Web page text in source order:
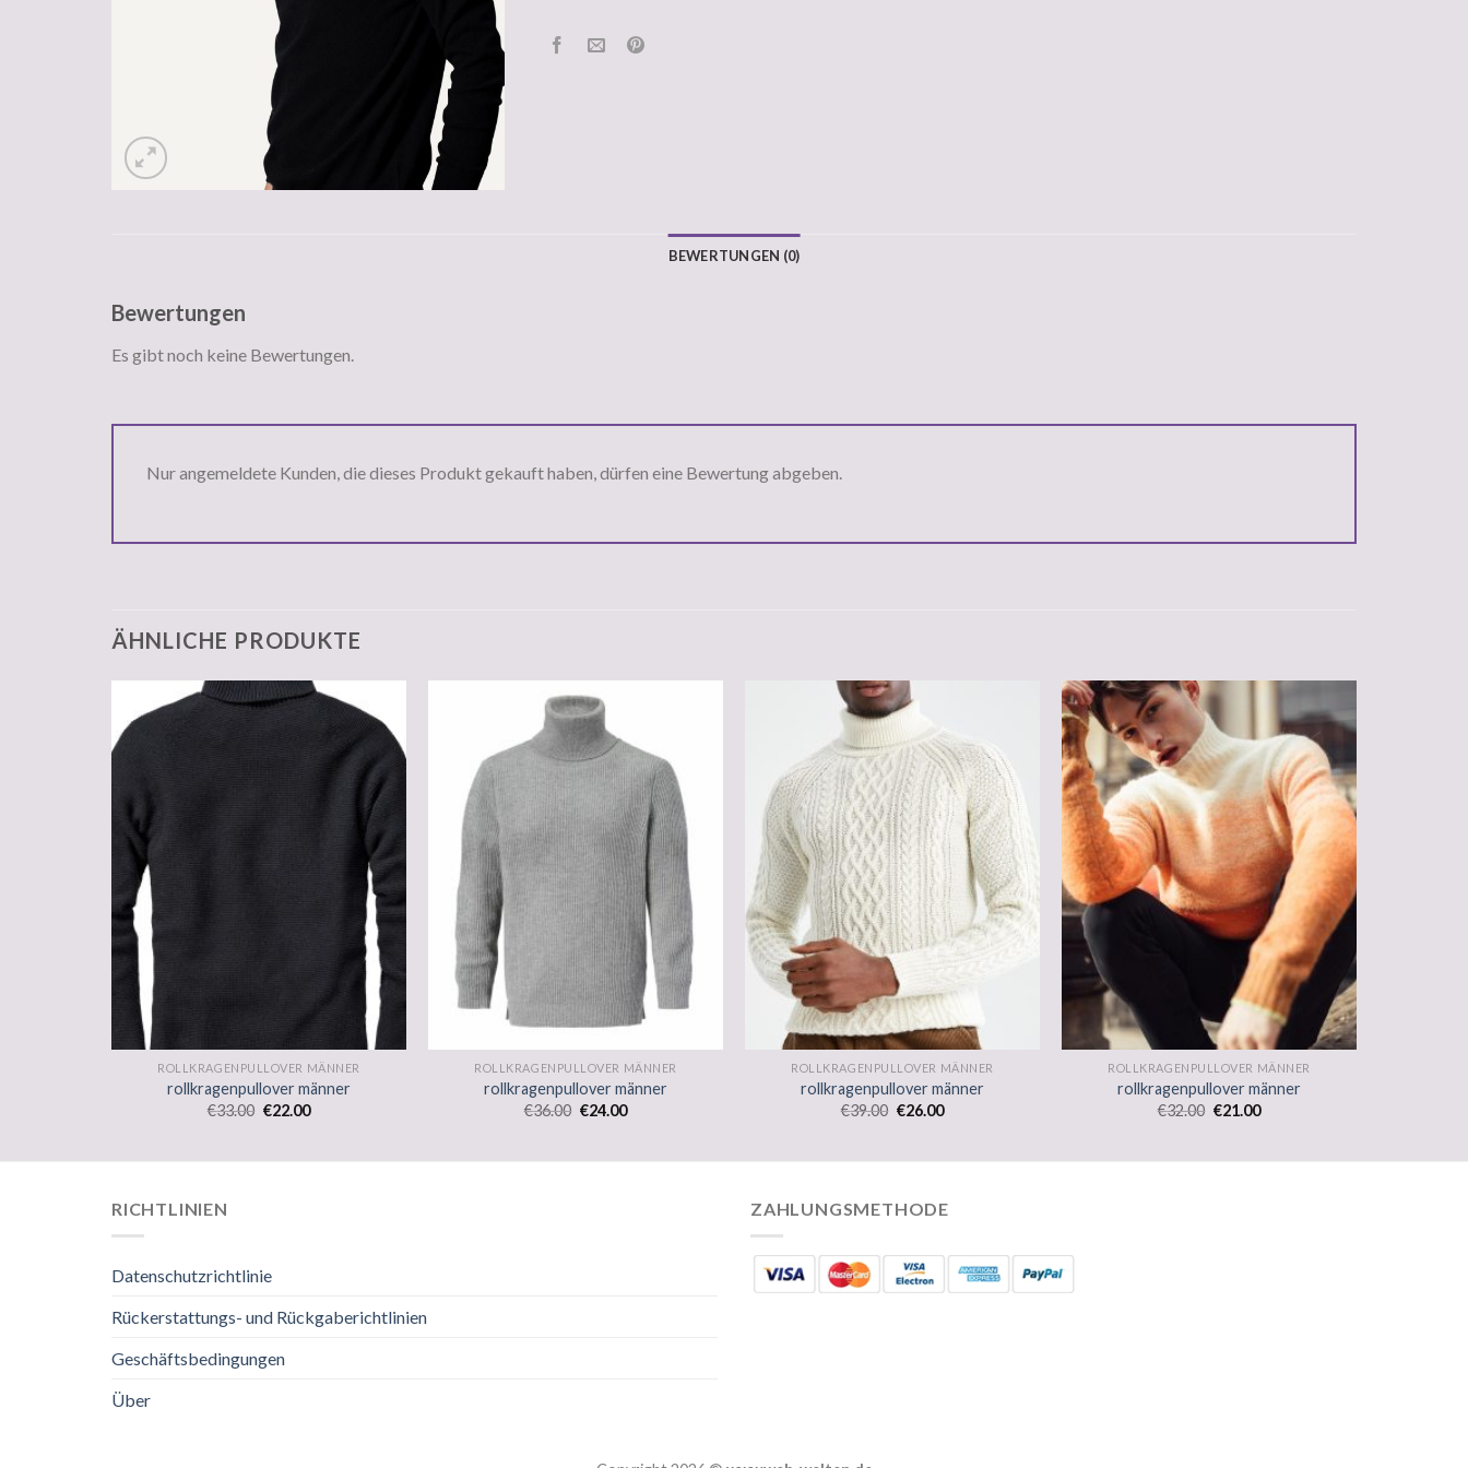
BEWERTUNGEN (0)
Bewertungen
Es gibt noch keine Bewertungen.
Nur angemeldete Kunden, die dieses Produkt gekauft haben, dürfen eine Bewertung abgeben.
ÄHNLICHE PRODUKTE
ROLLKRAGENPULLOVER MÄNNER
rollkragenpullover männer
€33.00 €22.00
ROLLKRAGENPULLOVER MÄNNER
rollkragenpullover männer
€36.00 €24.00
ROLLKRAGENPULLOVER MÄNNER
rollkragenpullover männer
€39.00 €26.00
ROLLKRAGENPULLOVER MÄNNER
rollkragenpullover männer
€32.00 €21.00
RICHTLINIEN
Datenschutzrichtlinie
Rückerstattungs- und Rückgaberichtlinien
Geschäftsbedingungen
Über
ZAHLUNGSMETHODE